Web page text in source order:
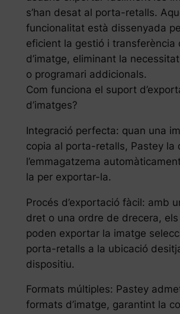
s’han desat al porta-retalls.
funcionalitat està dissenyada
eficient la gestió i transferència
d’imatge, eliminant la
o programari addicionals.
Com funciona el suport
d’imatges?
Integració perfecta: quan una
copia al porta-retalls, Pastey la
l’emmagatzema
la per exportar-la.
Procés d’exportació fàcil: amb
dret o una ordre de drecera,
poden exportar la imatge
porta-retalls a la ubicació
dispositiu.
Formats múltiples: Pastey
formats d’imatge, garantint la